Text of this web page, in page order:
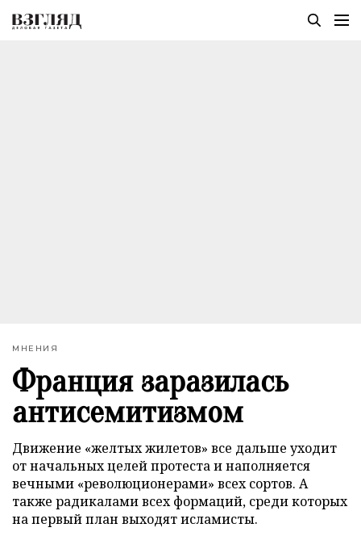
МНЕНИЯ
Франция заразилась
антисемитизмом
Движение «желтых жилетов» все дальше уходит
от начальных целей протеста и наполняется
вечными «революционерами» всех сортов. А
также радикалами всех формаций, среди которых
на первый план выходят исламисты.